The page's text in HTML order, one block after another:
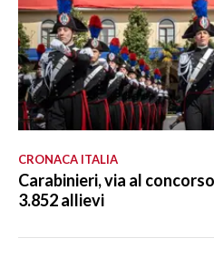
CRONACA ITALIA
Carabinieri, via al
3.852 allievi